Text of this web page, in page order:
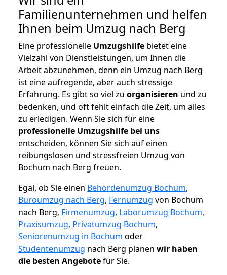
Familienunternehmen und helfen
Ihnen beim Umzug nach Berg
Eine professionelle Umzugshilfe bietet eine
Vielzahl von Dienstleistungen, um Ihnen die
Arbeit abzunehmen, denn ein Umzug nach Berg
ist eine aufregende, aber auch stressige
Erfahrung. Es gibt so viel zu organisieren und zu
bedenken, und oft fehlt einfach die Zeit, um alles
zu erledigen. Wenn Sie sich für eine
professionelle Umzugshilfe bei uns
entscheiden, können Sie sich auf einen
reibungslosen und stressfreien Umzug von
Bochum nach Berg freuen.
Egal, ob Sie einen Behördenumzug Bochum,
Büroumzug nach Berg, Fernumzug von Bochum
nach Berg, Firmenumzug, Laborumzug Bochum,
Praxisumzug, Privatumzug Bochum,
Seniorenumzug in Bochum oder
Studentenumzug nach Berg planen wir haben
die besten Angebotefür Sie.